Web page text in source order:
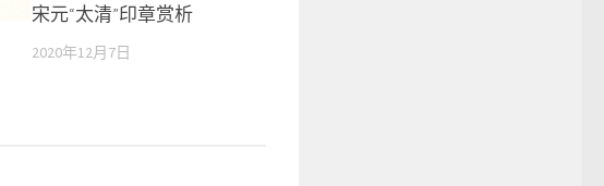
宋元“太清”印章赏析
2020年12月7日